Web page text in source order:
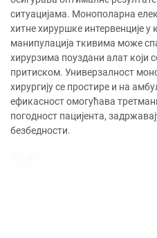
ситуацијама. Монополарна
хитне хируршке интервенције у
манипулација ткивима може
хирурзима поуздани алат који
притиском. Универзалност
хирургију се простире и на
ефикасност омогућава
погодност пацијента,
безбедности.